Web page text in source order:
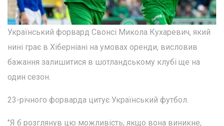
Український форвард Свонсі Микола Кухаревич, який
нині грає в Хіберніані на умовах оренди, висловив
бажання залишитися в шотландському клубі ще на
один сезон.
23-річного форварда цитує Український футбол.
"Я б розглянув цю можливість, якщо вона виникне,